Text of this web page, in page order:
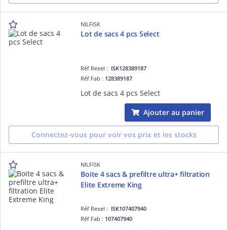
NILFISK
Lot de sacs 4 pcs Select
Réf Rexel : ISK128389187
Réf Fab : 128389187
Lot de sacs 4 pcs Select
Ajouter au panier
Connectez-vous pour voir vos prix et les stocks
NILFISK
Boite 4 sacs & prefiltre ultra+ filtration
Elite Extreme King
Réf Rexel : ISK107407940
Réf Fab : 107407940